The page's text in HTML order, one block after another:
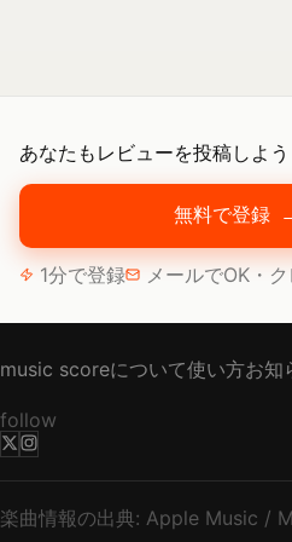
あなたもレビューを投稿しよう
無料で登録
1分で登録 メールでOK・
music scoreについて使い方お知
follow
楽曲情報の出典: Apple Music /